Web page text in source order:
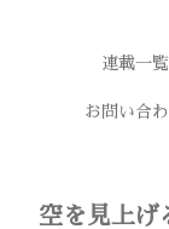
連載一覧
お問い合
空を見上げ